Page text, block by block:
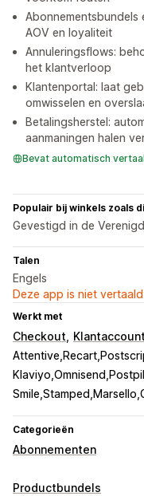
AOV en loyaliteit
Annuleringsflows:
het klantverloop
Klantenportal: laat
omwisselen en
Betalingsherstel:
aanmaningen halen
Bevat automatisch
Populair bij winkels zoals
Gevestigd in de
Talen
Engels
Deze app is niet
Werkt met
Checkout
Categorieën
Abonnementen
Soorten abonnementen
Productbundels